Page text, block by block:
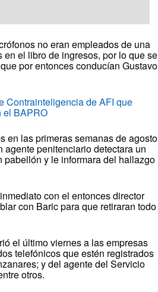
no eran empleados de una
el libro de ingresos, por lo que se
por entonces conducían Gustavo
Contrainteligencia de AFI que
el BAPRO
en las primeras semanas de agosto
penitenciario detectara un
pabellón y le informara del hallazgo
con el entonces director
con Baric para que retiraran todo
el último viernes a las empresas
telefónicos que estén registrados
y del agente del Servicio
otros.